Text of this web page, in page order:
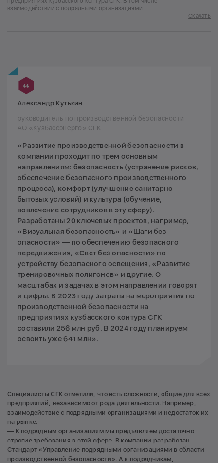
взаимодействии с подрядными организациями
Скачать
Александр Кутькин
руководитель по производственной безопасности
АО «Кузбассэнерго» СГК
«Развитие производственной безопасности в
компании проходит по трем основным
направлениям: безопасность (устранение рисков,
обеспечение безопасного производственного
процесса), комфорт (улучшение санитарно-
бытовых условий) и культура (обучение,
вовлечение сотрудников в эту сферу).
Разработаны 20 ключевых проектов, например,
«Визуальная безопасность» и «Шаги без
опасности» — по обеспечению безопасного
передвижения, «Свет без опасности» по
устройству безопасного освещения, «Развитие
тренировочных полигонов» и другие. О
масштабах и задачах в этом направлении говорят
и цифры. В 2023 году затраты на мероприятия по
производственной безопасности на
предприятиях кузбасского контура СГК
составили 256 млн руб. В 2024 году планируем
освоить уже 641 млн».
Специалисты СГК отметили, что есть сложности, общие для всех
предприятий, независимо от рода деятельности. Например,
взаимодействие с подрядными организациями и недостаток их
на рынке.
— К подрядным организациям мы предъявляем достаточно
строгие требования в этой сфере. В компании разработан
Стандарт «Управление подрядными организациями в области
производственной безопасности». А к подрядчикам,